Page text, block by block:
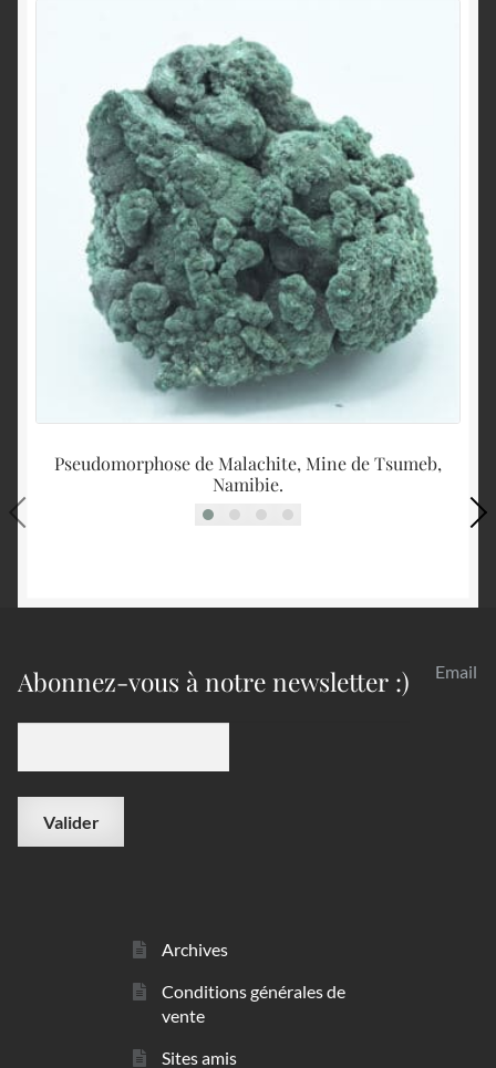
Pseudomorphose de Malachite, Mine de Tsumeb,
Namibie.
Abonnez-vous à notre newsletter :) Email
Archives
Conditions générales de
vente
Sites amis